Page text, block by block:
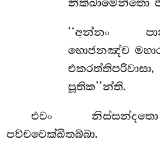
නික්ඛාමෙන්තො
‘‘අන්නං
භොජනඤ්ච
පූතික’’න්ති.
එවං
පච්චවෙක්ඛිතබ්බා.